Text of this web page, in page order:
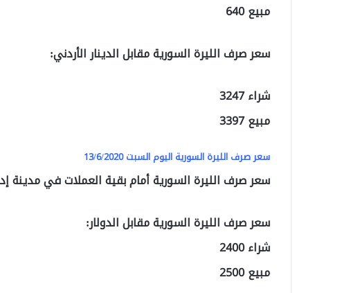
مبيع 640
سعر صرف الليرة السورية مقابل الدينار الأردني:
شراء 3247
مبيع 3397
سعر صرف الليرة السورية اليوم السبت 13/6/2020
سعر صرف الليرة السورية أمام بقية العملات في مدينة
سعر صرف الليرة السورية مقابل الدولار:
شراء 2400
مبيع 2500